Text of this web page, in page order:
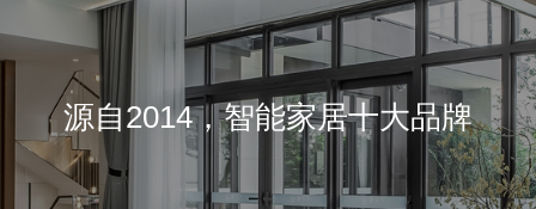
源自2014，智能家居十大品牌